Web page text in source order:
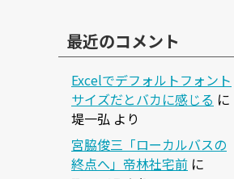
最近のコメント
Excelでデフォルトフォント
サイズだとバカに感じる に
堤一弘 より
宮脇俊三「ローカルバスの
終点へ」帝林社宅前 に